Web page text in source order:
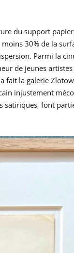
du support
30% de la
Parmi la
de jeunes
fait la galerie
injustement
satiriques, font